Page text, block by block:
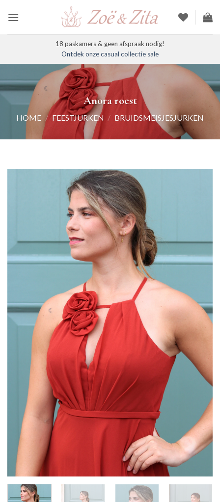
naar
18 paskamers & geen afspraak nodig!
Ontdek onze casual collectie sale
Anora roest
HOME / FEESTJURKEN / BRUIDSMEISJESJURKEN